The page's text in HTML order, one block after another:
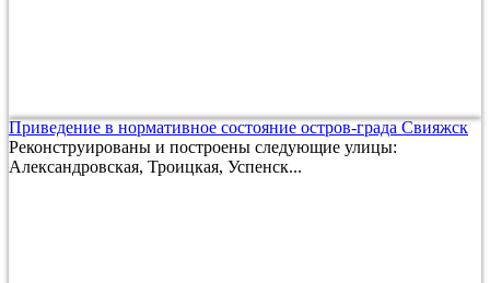
Приведение в нормативное состояние остров-града Свияжск
Реконструированы и построены следующие улицы:
Александровская, Троицкая, Успенск...